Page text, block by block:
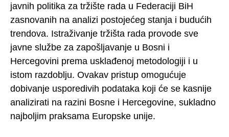
javnih politika za tržište rada u Federaciji BiH
zasnovanih na analizi postojećeg stanja i budućih
trendova. Istraživanje tržišta rada provode sve
javne službe za zapošljavanje u Bosni i
Hercegovini prema usklađenoj metodologiji i u
istom razdoblju. Ovakav pristup omogućuje
dobivanje usporedivih podataka koji će se kasnije
analizirati na razini Bosne i Hercegovine, sukladno
najboljim praksama Europske unije.